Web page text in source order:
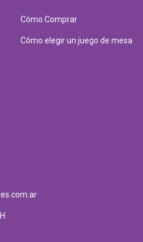
Cómo Comprar
Cómo elegir un juego de mesa